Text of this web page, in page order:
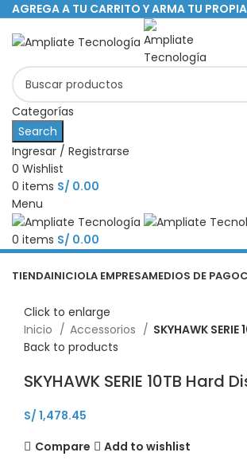
AGREGA A TU CARRITO Y ARMA TU
Categorías
Search
Ingresar / Registrarse
0 Wishlist
0 items S/ 0.00
Menu
0 items S/ 0.00
Categorías
TIENDAINICIOLA EMPRESAMEDIOS DE PAGO
Click to enlarge
Inicio
Accessorios
SKYHAWK
Back to products
SKYHAWK SERIE 10TB Hard
S/ 1,478.45
Compare
Add to wishlist